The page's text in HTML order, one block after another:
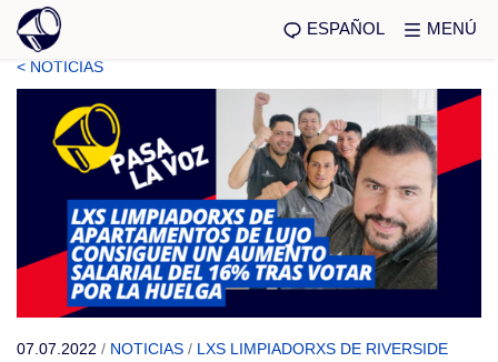
ESPAÑOL MENÚ
< NOTICIAS
07.07.2022 / NOTICIAS / LXS LIMPIADORXS DE RIVERSIDE